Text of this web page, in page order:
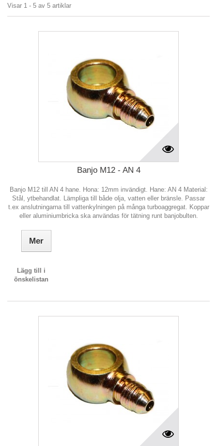
Visar 1 - 5 av 5 artiklar
Banjo M12 - AN 4
Banjo M12 till AN 4 hane. Hona: 12mm invändigt. Hane: AN 4 Material:
Stål, ytbehandlat. Lämpliga till både olja, vatten eller bränsle. Passar
t.ex anslutningarna till vattenkylningen på många turboaggregat. Koppar
eller aluminiumbricka ska användas för tätning runt banjobulten.
Mer
Lägg till i
önskelistan